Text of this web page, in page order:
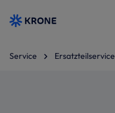
Zum Hauptinhalt springen
Service Ersatzteilservice